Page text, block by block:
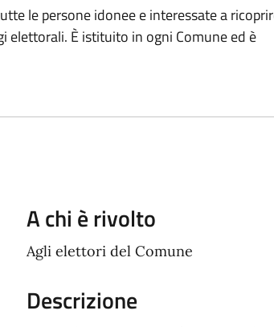
le persone idonee e interessate a
elettorali. È istituito in ogni Comune ed è
A chi è rivolto
Agli elettori del Comune
Descrizione